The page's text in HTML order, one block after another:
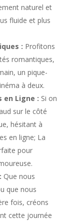
naturel et
fluide et plus
: Profitons
romantiques,
un pique-
à deux.
en Ligne : Si on
sur le côté
hésitant à
en ligne; La
pour
Que nous
que nous
fois, créons
cette journée